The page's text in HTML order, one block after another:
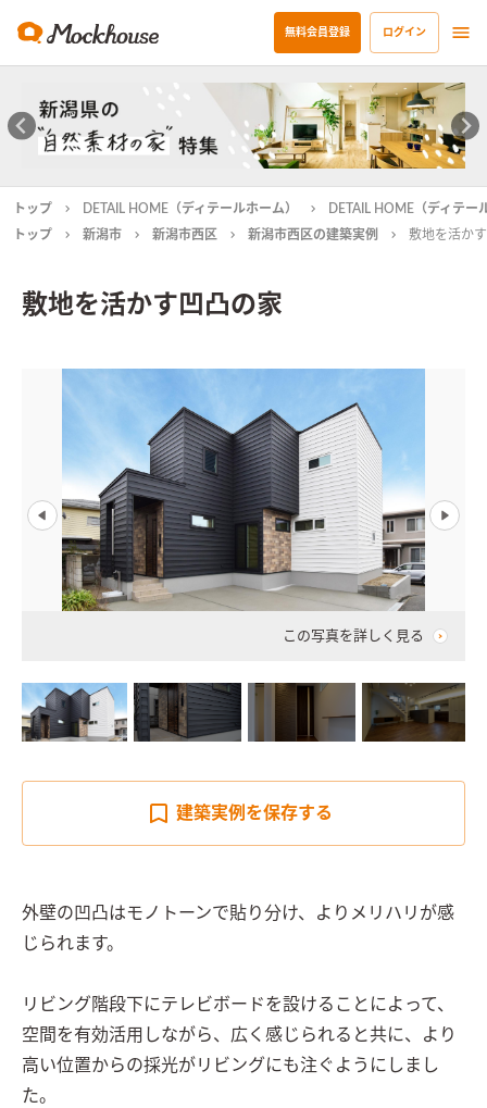
無料会員登録 ログイン
トップ DETAIL HOME（ディテールホーム）
DETAIL HOME（ディテ
トップ
新潟市 新潟市西区 新潟市西区の建築実例 敷地を活か
敷地を活かす凹凸の家
この写真を詳しく見る
建築実例を保存する
外壁の凹凸はモノトーンで貼り分け、よりメリハリが感
じられます。
リビング階段下にテレビボードを設けることによって、
空間を有効活用しながら、広く感じられると共に、より
高い位置からの採光がリビングにも注ぐようにしまし
た。